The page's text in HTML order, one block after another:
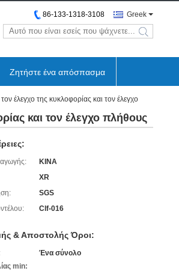
Greek
86-133-1318-3108
search
Ζητήστε ένα απόσπασμα
έλεγχο της κυκλοφορίας και τον έλεγχο
και τον έλεγχο πλήθους
ΚΙΝΑ
XR
SGS
Clf-016
& Αποστολής Όροι:
min:
Ένα σύνολο